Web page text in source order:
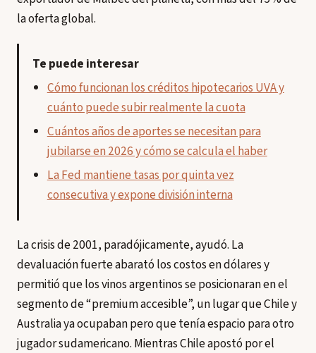
la oferta global.
Te puede interesar
Cómo funcionan los créditos hipotecarios UVA y
cuánto puede subir realmente la cuota
Cuántos años de aportes se necesitan para
jubilarse en 2026 y cómo se calcula el haber
La Fed mantiene tasas por quinta vez
consecutiva y expone división interna
La crisis de 2001, paradójicamente, ayudó. La
devaluación fuerte abarató los costos en dólares y
permitió que los vinos argentinos se posicionaran en el
segmento de “premium accesible”, un lugar que Chile y
Australia ya ocupaban pero que tenía espacio para otro
jugador sudamericano. Mientras Chile apostó por el